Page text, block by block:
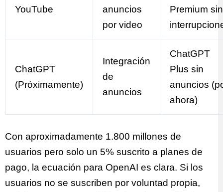
YouTube
anuncios
por video
Premium sin
ChatGPT
(Próximamente)
Integración
de
anuncios
ChatGPT
Plus sin
anuncios
ahora)
Con aproximadamente 1.800 millones de
usuarios pero solo un 5% suscrito a planes de
pago, la ecuación para OpenAI es clara. Si los
usuarios no se suscriben por voluntad propia,